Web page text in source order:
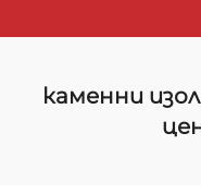
каменни